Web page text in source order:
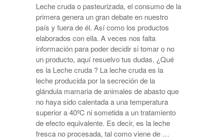
Leche cruda o pasteurizada, el consumo de la
primera genera un gran debate en nuestro
país y fuera de él. Así como los productos
elaborados con ella. A veces nos falta
información para poder decidir si tomar o no
un producto, aquí resuelvo tus dudas. ¿Qué
es la Leche cruda ? La leche cruda es la
leche producida por la secreción de la
glándula mamaria de animales de abasto que
no haya sido calentada a una temperatura
superior a 40ºC ni sometida a un tratamiento
de efecto equivalente. Es decir, es la leche
fresca no procesada, tal como viene de …